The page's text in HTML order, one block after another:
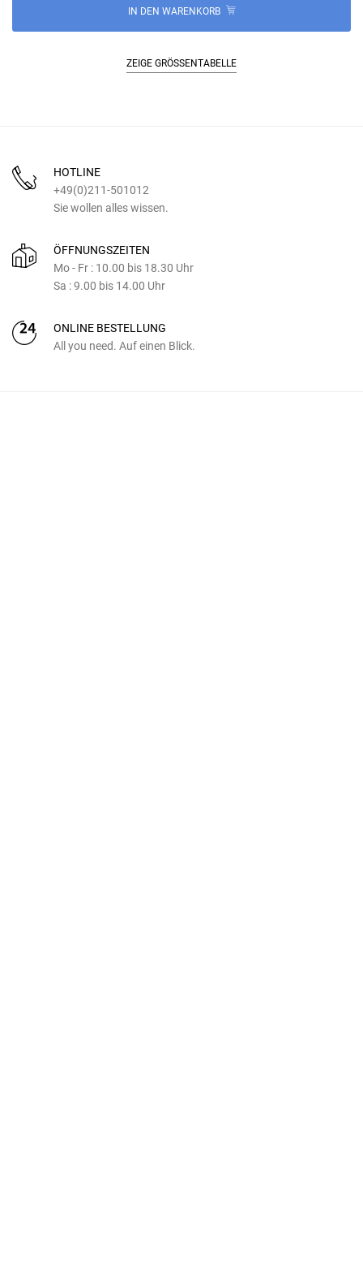
IN DEN WARENKORB
ZEIGE GRÖSSENTABELLE
HOTLINE
+49(0)211-501012
Sie wollen alles wissen.
ÖFFNUNGSZEITEN
Mo - Fr : 10.00 bis 18.30 Uhr
Sa : 9.00 bis 14.00 Uhr
ONLINE BESTELLUNG
All you need. Auf einen Blick.